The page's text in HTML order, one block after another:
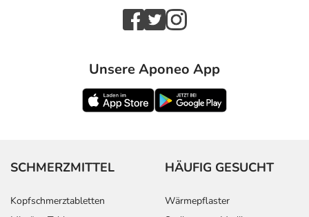
Unsere Aponeo App
SCHMERZMITTEL
Kopfschmerztabletten
HÄUFIG GESUCHT
Wärmepflaster